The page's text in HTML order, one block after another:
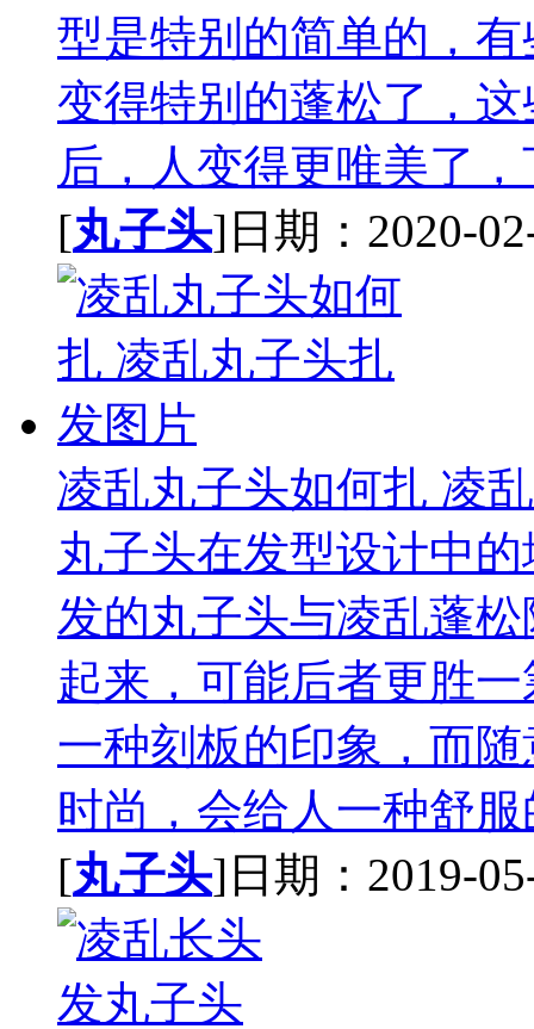
型是特别的简单的，
变得特别的蓬松了，
后，人变得更唯美了
[丸子头]日期：2020-
凌乱丸子头如何扎 凌
丸子头在发型设计中
发的丸子头与凌乱蓬
起来，可能后者更胜
一种刻板的印象，而
时尚，会给人一种舒
[丸子头]日期：2019-